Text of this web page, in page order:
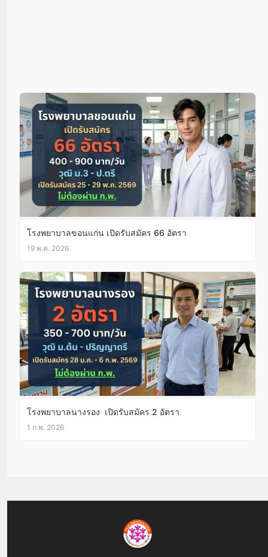
โรงพยาบาลขอนแก่น เปิดรับสมัคร 66 อัตรา
19 พ.ค. 2026
โรงพยาบาลนางรอง เปิดรับสมัคร 2 อัตรา
1 ก.พ. 2026